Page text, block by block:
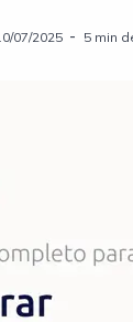
07/2025 5 min